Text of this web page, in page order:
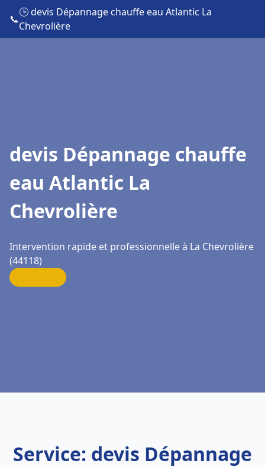
📞
🕒 devis Dépannage chauffe eau Atlantic La
Chevrolière
devis Dépannage chauffe
eau Atlantic La
Chevrolière
Intervention rapide et professionnelle à La Chevrolière
(44118)
Service: devis Dépannage